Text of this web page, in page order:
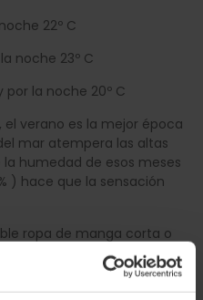
22º C
noche 23º C
por la noche 20º C
el verano es la mejor época
mar atempera las altas
humedad de esos meses
) hace que la sensación
ropa de manga corta o
de sol y protector solar